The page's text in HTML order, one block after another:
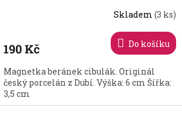
Skladem (3 ks)
190 Kč Do košíku
Magnetka beránek cibulák. Originál
český porcelán z Dubí. Výška: 6 cm Šířka:
3,5 cm